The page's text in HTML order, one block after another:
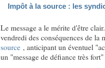
Impôt à la source : les
Le message a le mérite d'être
vendredi des conséquences de
source , anticipant un éventuel
un "message de défiance très